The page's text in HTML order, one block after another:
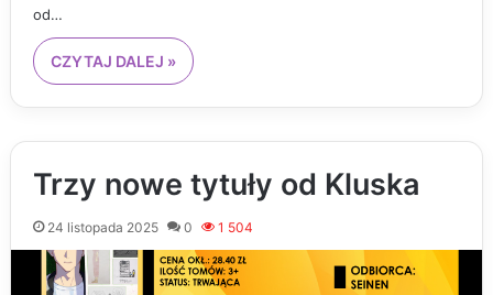
od…
CZYTAJ DALEJ »
Trzy nowe tytuły od Kluska
24 listopada 2025 0 1 504